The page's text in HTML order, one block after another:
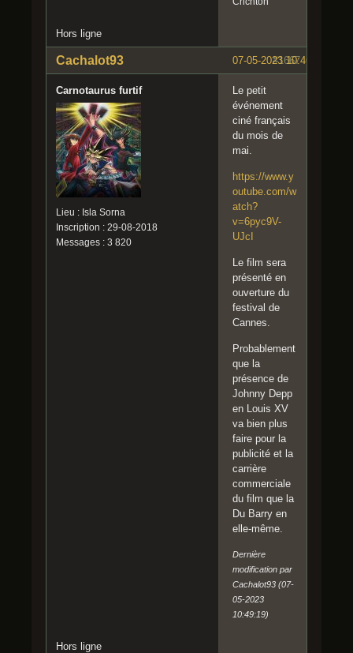
Hors ligne
#1667
07-05-2023 10:46:16
Cachalot93
Carnotaurus furtif
Lieu : Isla Sorna
Inscription : 29-08-2018
Messages : 3 820
Le petit
événement
ciné français
du mois de
mai.
https://www.y
outube.com/w
atch?
v=6pyc9V-
UJcI
Le film sera
présenté en
ouverture du
festival de
Cannes.
Probablement
que la
présence de
Johnny Depp
en Louis XV
va bien plus
faire pour la
publicité et la
carrière
commerciale
du film que la
Du Barry en
elle-même.
Dernière
modification par
Cachalot93 (07-
05-2023
10:49:19)
Hors ligne